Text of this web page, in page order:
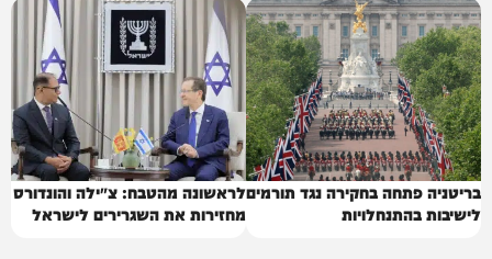
בריטניה פתחה בחקירה נגד תורמים
לישיבות בהתנחלויות
לראשונה מהטבח: צ׳ילה והונדורס
מחזירות את השגרירים לישראל